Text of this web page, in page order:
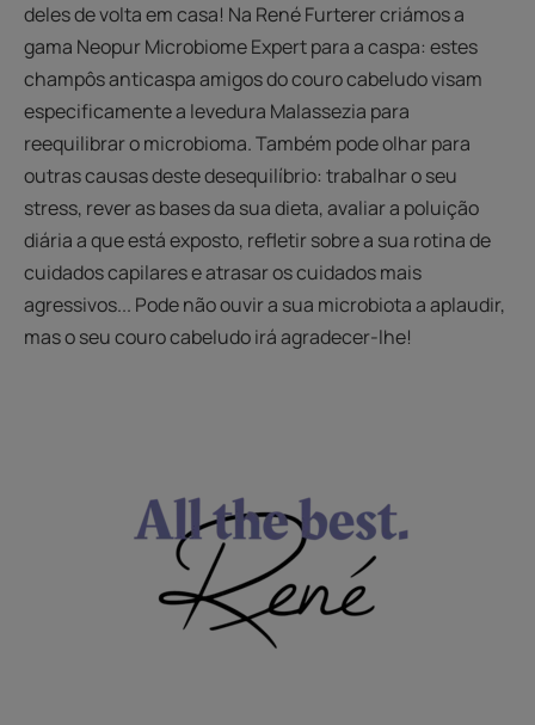
deles de volta em casa! Na René Furterer criámos a
gama Neopur Microbiome Expert para a caspa: estes
champôs anticaspa amigos do couro cabeludo visam
especificamente a levedura Malassezia para
reequilibrar o microbioma. Também pode olhar para
outras causas deste desequilíbrio: trabalhar o seu
stress, rever as bases da sua dieta, avaliar a poluição
diária a que está exposto, refletir sobre a sua rotina de
cuidados capilares e atrasar os cuidados mais
agressivos... Pode não ouvir a sua microbiota a aplaudir,
mas o seu couro cabeludo irá agradecer-lhe!